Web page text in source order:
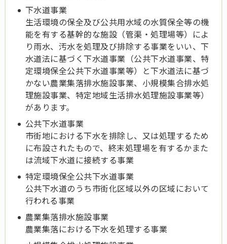
下水道事業
生活環境の保全及び公共用水域の水質保全等の機
能を有する基幹的な施設（管渠・処理場等）によ
り雨水、汚水を処理及び排除する事業をいい、下
水道法に基づく下水道事業（公共下水道事業、特
定環境保全公共下水道事業等）と下水道法に基づ
かない農業集落排水施設事業、小規模集合排水処
理施設事業、特定地域生活排水処理施設事業等）
があります。
公共下水道事業
市街地における下水を排除し、又は処理するため
に布設されたもので、終末処理場を有するかまた
は流域下水道に接続する事業
特定環境保全公共下水道事業
公共下水道のうち市街化区域以外の区域において
行われる事業
農業集落排水施設事業
農業集落における下水を処理する事業